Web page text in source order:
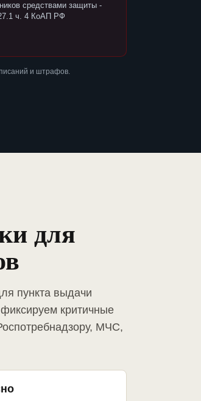
средствами защиты -
ч. 4 КоАП РФ
и штрафов.
для
пункта выдачи
критичные
МЧС,